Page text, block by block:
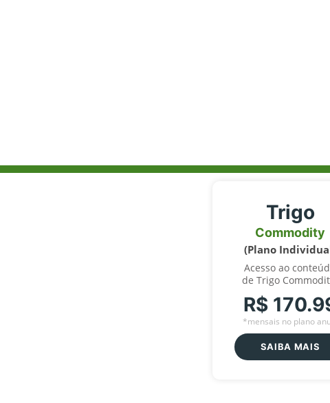
Trigo
Commodity
(Plano
Acesso ao
de Trigo
R$
*mensais no plano
SAIBA MAIS